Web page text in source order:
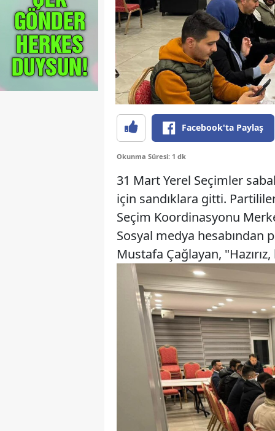
Facebook'ta Paylaş
Okunma Süresi: 1 dk
31 Mart Yerel Seçimler
için sandıklara gitti.
Seçim Koordinasyonu
Sosyal medya hesabından
Mustafa Çağlayan,